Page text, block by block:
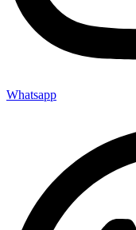
Whatsapp